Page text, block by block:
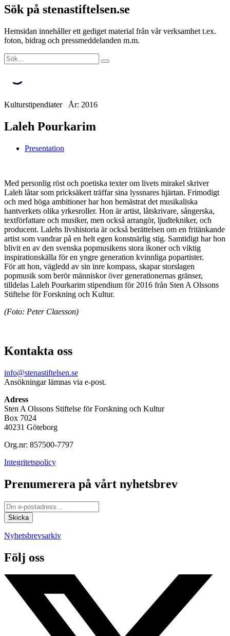
Sök på stenastiftelsen.se
Hemsidan innehåller ett gediget material från vår verksamhet t.ex.
foton, bidrag och pressmeddelanden m.m.
Kulturstipendiater År: 2016
Laleh Pourkarim
Presentation
Med personlig röst och poetiska texter om livets mirakel skriver
Laleh låtar som pricksäkert träffar sina lyssnares hjärtan. Frimodigt
och med höga ambitioner har hon bemästrat det musikaliska
hantverkets olika yrkesroller. Hon är artist, låtskrivare, sångerska,
textförfattare och musiker, men också arrangör, ljudtekniker, och
producent. Lalehs livshistoria är också berättelsen om en fritänkande
artist som vandrar på en helt egen konstnärlig stig. Samtidigt har hon
blivit en av den svenska popmusikens stora ikoner och viktig
inspirationskälla för en yngre generation kvinnliga popartister.
För att hon, vägledd av sin inre kompass, skapar storslagen
popmusik som berör människor över generationernas gränser,
tilldelas Laleh Pourkarim stipendium för 2016 från Sten A Olssons
Stiftelse för Forskning och Kultur.
(Foto: Peter Claesson)
Kontakta oss
info@stenastiftelsen.se
Ansökningar lämnas via e-post.
Adress
Sten A Olssons Stiftelse för Forskning och Kultur
Box 7024
40231 Göteborg
Org.nr: 857500-7797
Integritetspolicy
Prenumerera på vårt nyhetsbrev
Nyhetsbrevsarkiv
Följ oss